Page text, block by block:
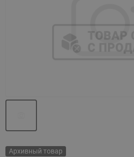
Архивный товар